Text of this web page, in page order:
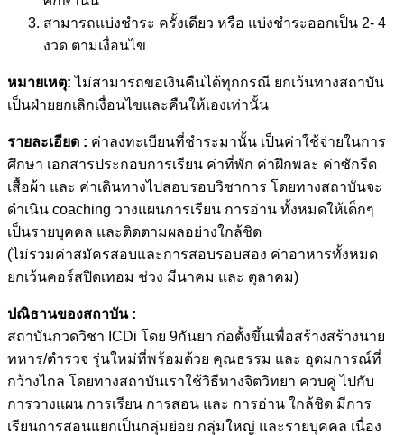
สามารถแบ่งชำระ ครั้งเดียว หรือ แบ่งชำระออกเป็น 2- 4
งวด ตามเงื่อนไข
หมายเหตุ:ไม่สามารถขอเงินคืนได้ทุกกรณี ยกเว้นทางสถาบัน
เป็นฝ่ายยกเลิกเงื่อนไขและคืนให้เองเท่านั้น
รายละเอียด : ค่าลงทะเบียนที่ชำระมานั้น เป็นค่าใช้จ่ายในการ
ศึกษา เอกสารประกอบการเรียน ค่าที่พัก ค่าฝึกพละ ค่าซักรีด
เสื้อผ้า และ ค่าเดินทางไปสอบรอบวิชาการ โดยทางสถาบันจะ
ดำเนิน coaching วางแผนการเรียน การอ่าน ทั้งหมดให้เด็กๆ
เป็นรายบุคคล และติดตามผลอย่างใกล้ชิด
(ไม่รวมค่าสมัครสอบและการสอบรอบสอง ค่าอาหารทั้งหมด
ยกเว้นคอร์สปิดเทอม ช่วง มีนาคม และ ตุลาคม)
ปณิธานของสถาบัน :
สถาบันกวดวิชา ICDi โดย 9กันยา ก่อตั้งขึ้นเพื่อสร้างสร้างนาย
ทหาร/ตำรวจ รุ่นใหม่ที่พร้อมด้วย คุณธรรม และ อุดมการณ์ที่
กว้างไกล โดยทางสถาบันเราใช้วิธีทางจิตวิทยา ควบคู่ ไปกับ
การวางแผน การเรียน การสอน และ การอ่าน ใกล้ชิด มีการ
เรียนการสอนแยกเป็นกลุ่มย่อย กลุ่มใหญ่ และรายบุคคล เนื่อง